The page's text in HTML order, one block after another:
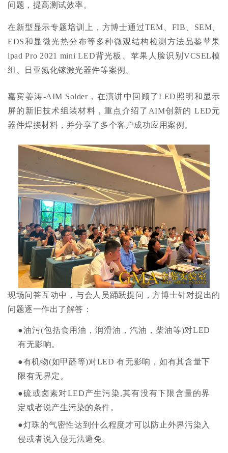
问题，提高测试效率。
在新型显示专题培训上， 方博士通过TEM、FIB、SEM、
EDS和显微光热分布等多种微观结构检测方法品鉴苹果
ipad Pro 2021 mini LED背光板
、苹果人脸识别VCSEL模
组、日亚氮化镓激光器件等案例。
嘉宾姜涛-AIM Solder，在演讲中回顾了LED照明和显示
屏的新旧技术组装材料，重点介绍了AIM创新的 LED元
器件焊接材料，并分享了多个客户成功应用案例。
现场问答互动中，与会人员踊跃提问，方博士针对提出的
问题逐一作出了解答：
●油污(包括食用油，润滑油，汽油，柴油等)对LED
有无影响。
●有机物(如甲醛等)对LED 有无影响，如有其含量下
限有无界定。
●硫或卤素对LED产生污染,其有没有下限含量的界
定或者说产生污染的条件。
●灯珠的气密性达到什么程度才可以防止外界污染入
侵或者说入侵无法避免。